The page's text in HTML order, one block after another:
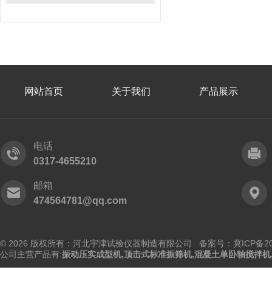
网站首页 关于我们 产品展示
电话
0317-4655210
邮箱
474564781@qq.com
© 2026 版权所有：河北宇津试验仪器制造有限公司 备案号：冀ICP备
公司主营产品有:振动压实成型机,顶击式标准振筛机,混凝土单卧轴搅拌机